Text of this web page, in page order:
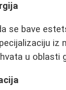
se bave
iz
u oblasti